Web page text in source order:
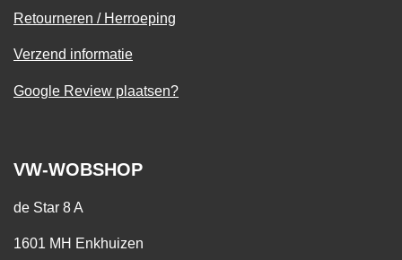
Retourneren / Herroeping
Verzend informatie
Google Review plaatsen?
VW-WOBSHOP
de Star 8 A
1601 MH Enkhuizen